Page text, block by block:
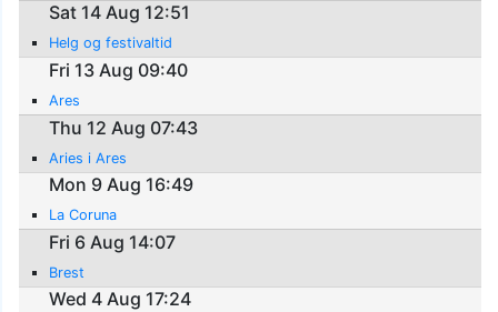
Sat 14 Aug 12:51
Helg og festivaltid
Fri 13 Aug 09:40
Ares
Thu 12 Aug 07:43
Aries i Ares
Mon 9 Aug 16:49
La Coruna
Fri 6 Aug 14:07
Brest
Wed 4 Aug 17:24